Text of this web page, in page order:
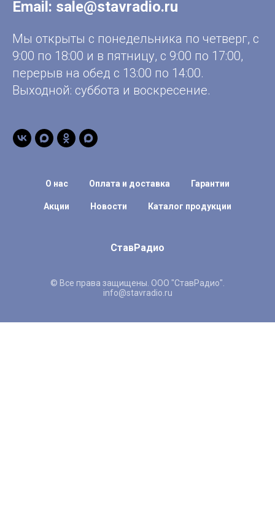
Email: sale@stavradio.ru
Мы открыты с понедельника по четверг, с
9:00 по 18:00 и в пятницу, с 9:00 по 17:00,
перерыв на обед с 13:00 по 14:00.
Выходной: суббота и воскресение.
О нас Оплата и доставка Гарантии
Акции Новости Каталог продукции
СтавРадио
© Все права защищены. ООО "СтавРадио".
info@stavradio.ru